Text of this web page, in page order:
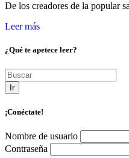
De los creadores de la popular
Leer más
¿Qué te apetece leer?
Ir
¡Conéctate!
Nombre de usuario
Contraseña